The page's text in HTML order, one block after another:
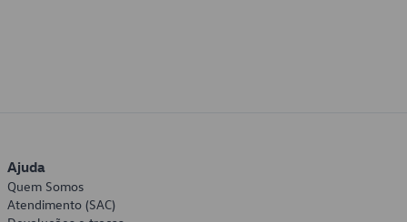
Ajuda
Quem Somos
Atendimento (SAC)